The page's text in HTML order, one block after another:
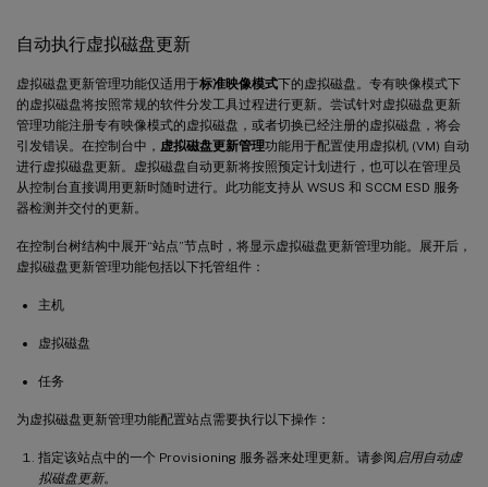
自动执行虚拟磁盘更新
虚拟磁盘更新管理功能仅适用于标准映像模式下的虚拟磁盘。专有映像模式下
的虚拟磁盘将按照常规的软件分发工具过程进行更新。尝试针对虚拟磁盘更新
管理功能注册专有映像模式的虚拟磁盘，或者切换已经注册的虚拟磁盘，将会
引发错误。在控制台中， 虚拟磁盘更新管理功能用于配置使用虚拟机 (VM) 自动
进行虚拟磁盘更新。虚拟磁盘自动更新将按照预定计划进行，也可以在管理员
从控制台直接调用更新时随时进行。此功能支持从 WSUS 和 SCCM ESD 服务
器检测并交付的更新。
在控制台树结构中展开“站点”节点时，将显示虚拟磁盘更新管理功能。展开后，
虚拟磁盘更新管理功能包括以下托管组件：
主机
虚拟磁盘
任务
为虚拟磁盘更新管理功能配置站点需要执行以下操作：
指定该站点中的一个 Provisioning 服务器来处理更新。请参阅 启用自动虚
拟磁盘更新。